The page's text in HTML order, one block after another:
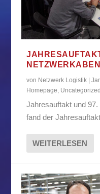
von Netzwerk Logistik |
Homepage, Uncategorized
Jahresauftakt und
fand der
WEITERLESEN